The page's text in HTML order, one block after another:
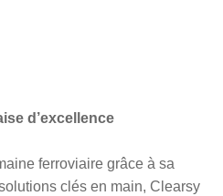
d’excellence
ferroviaire grâce à sa
clés en main, Clearsy